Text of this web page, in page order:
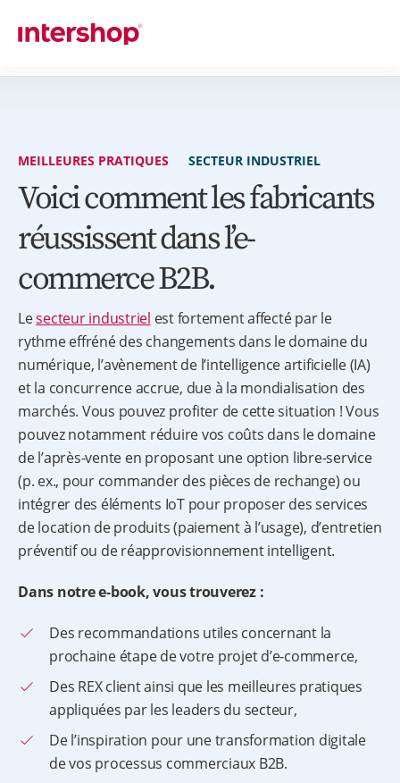
MEILLEURES PRATIQUES SECTEUR INDUSTRIEL
Voici comment les fabricants
réussissent dans l’e-
commerce B2B.
Lesecteur industriel est fortement affecté par le
rythme effréné des changements dans le domaine du
numérique, l’avènement de l’intelligence artificielle (IA)
et la concurrence accrue, due à la mondialisation des
marchés. Vous pouvez profiter de cette situation ! Vous
pouvez notamment réduire vos coûts dans le domaine
de l’après-vente en proposant une option libre-service
(p. ex., pour commander des pièces de rechange) ou
intégrer des éléments IoT pour proposer des services
de location de produits (paiement à l’usage), d’entretien
préventif ou de réapprovisionnement intelligent.
Dans notre e-book, vous trouverez :
Des recommandations utiles concernant la
prochaine étape de votre projet d’e-commerce,
Des REX client ainsi que les meilleures pratiques
appliquées par les leaders du secteur,
De l’inspiration pour une transformation digitale
de vos processus commerciaux B2B.